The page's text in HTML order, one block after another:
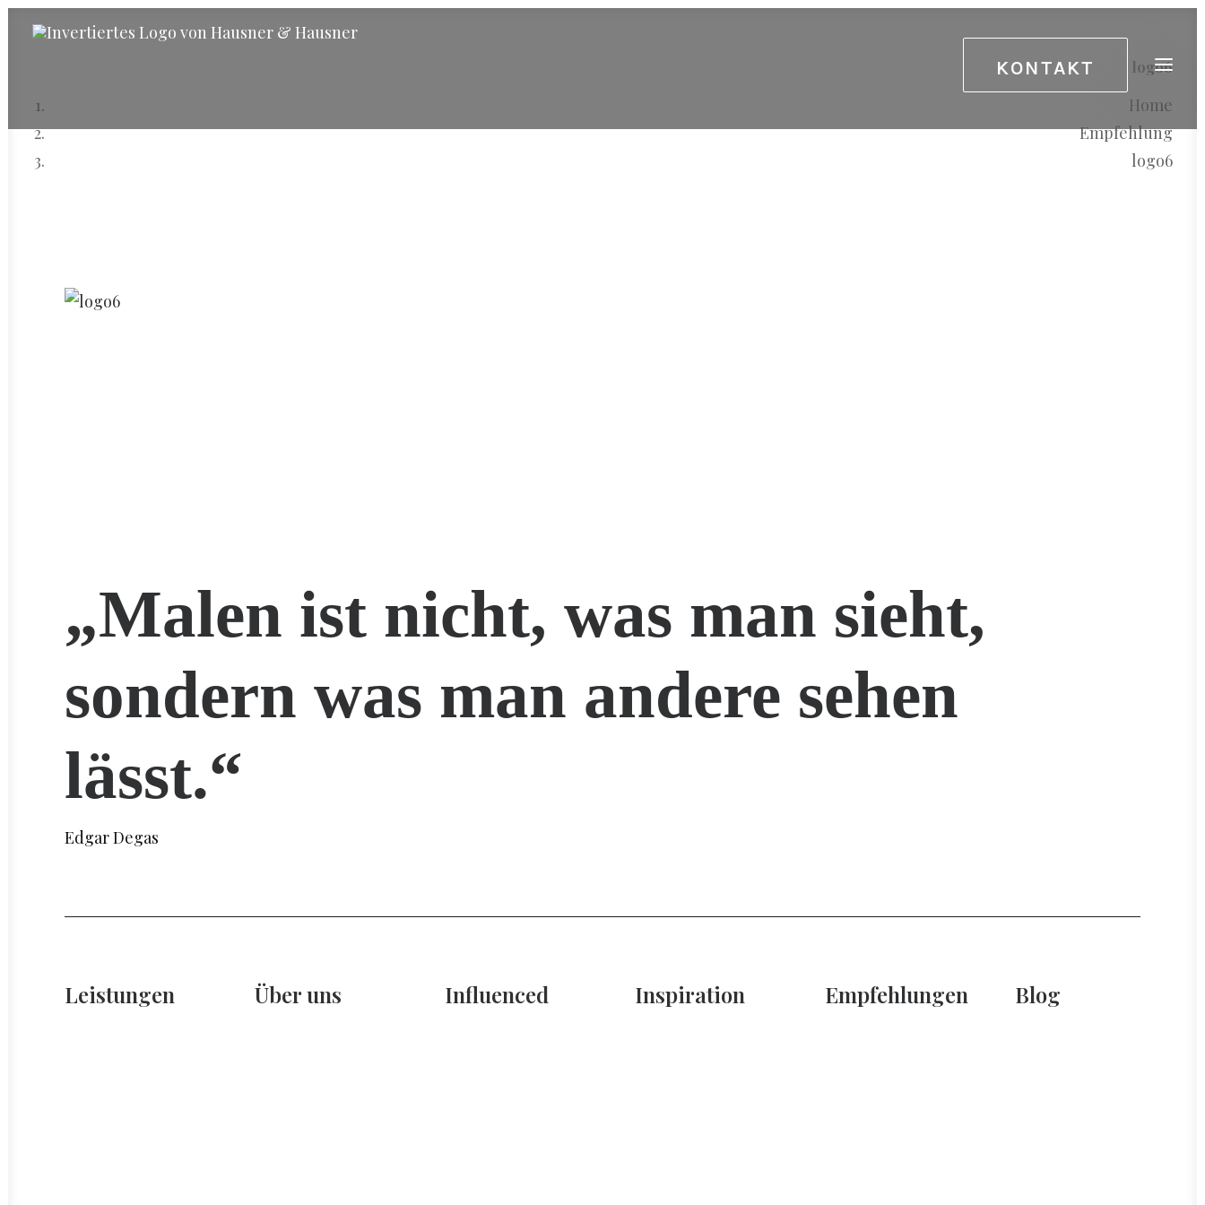
KONTAKT logo6
Home
Empfehlung
logo6
„Malen ist nicht, was man sieht,
sondern was man andere sehen
lässt.“
Edgar Degas
Leistungen Über uns Influenced Inspiration Empfehlungen Blog